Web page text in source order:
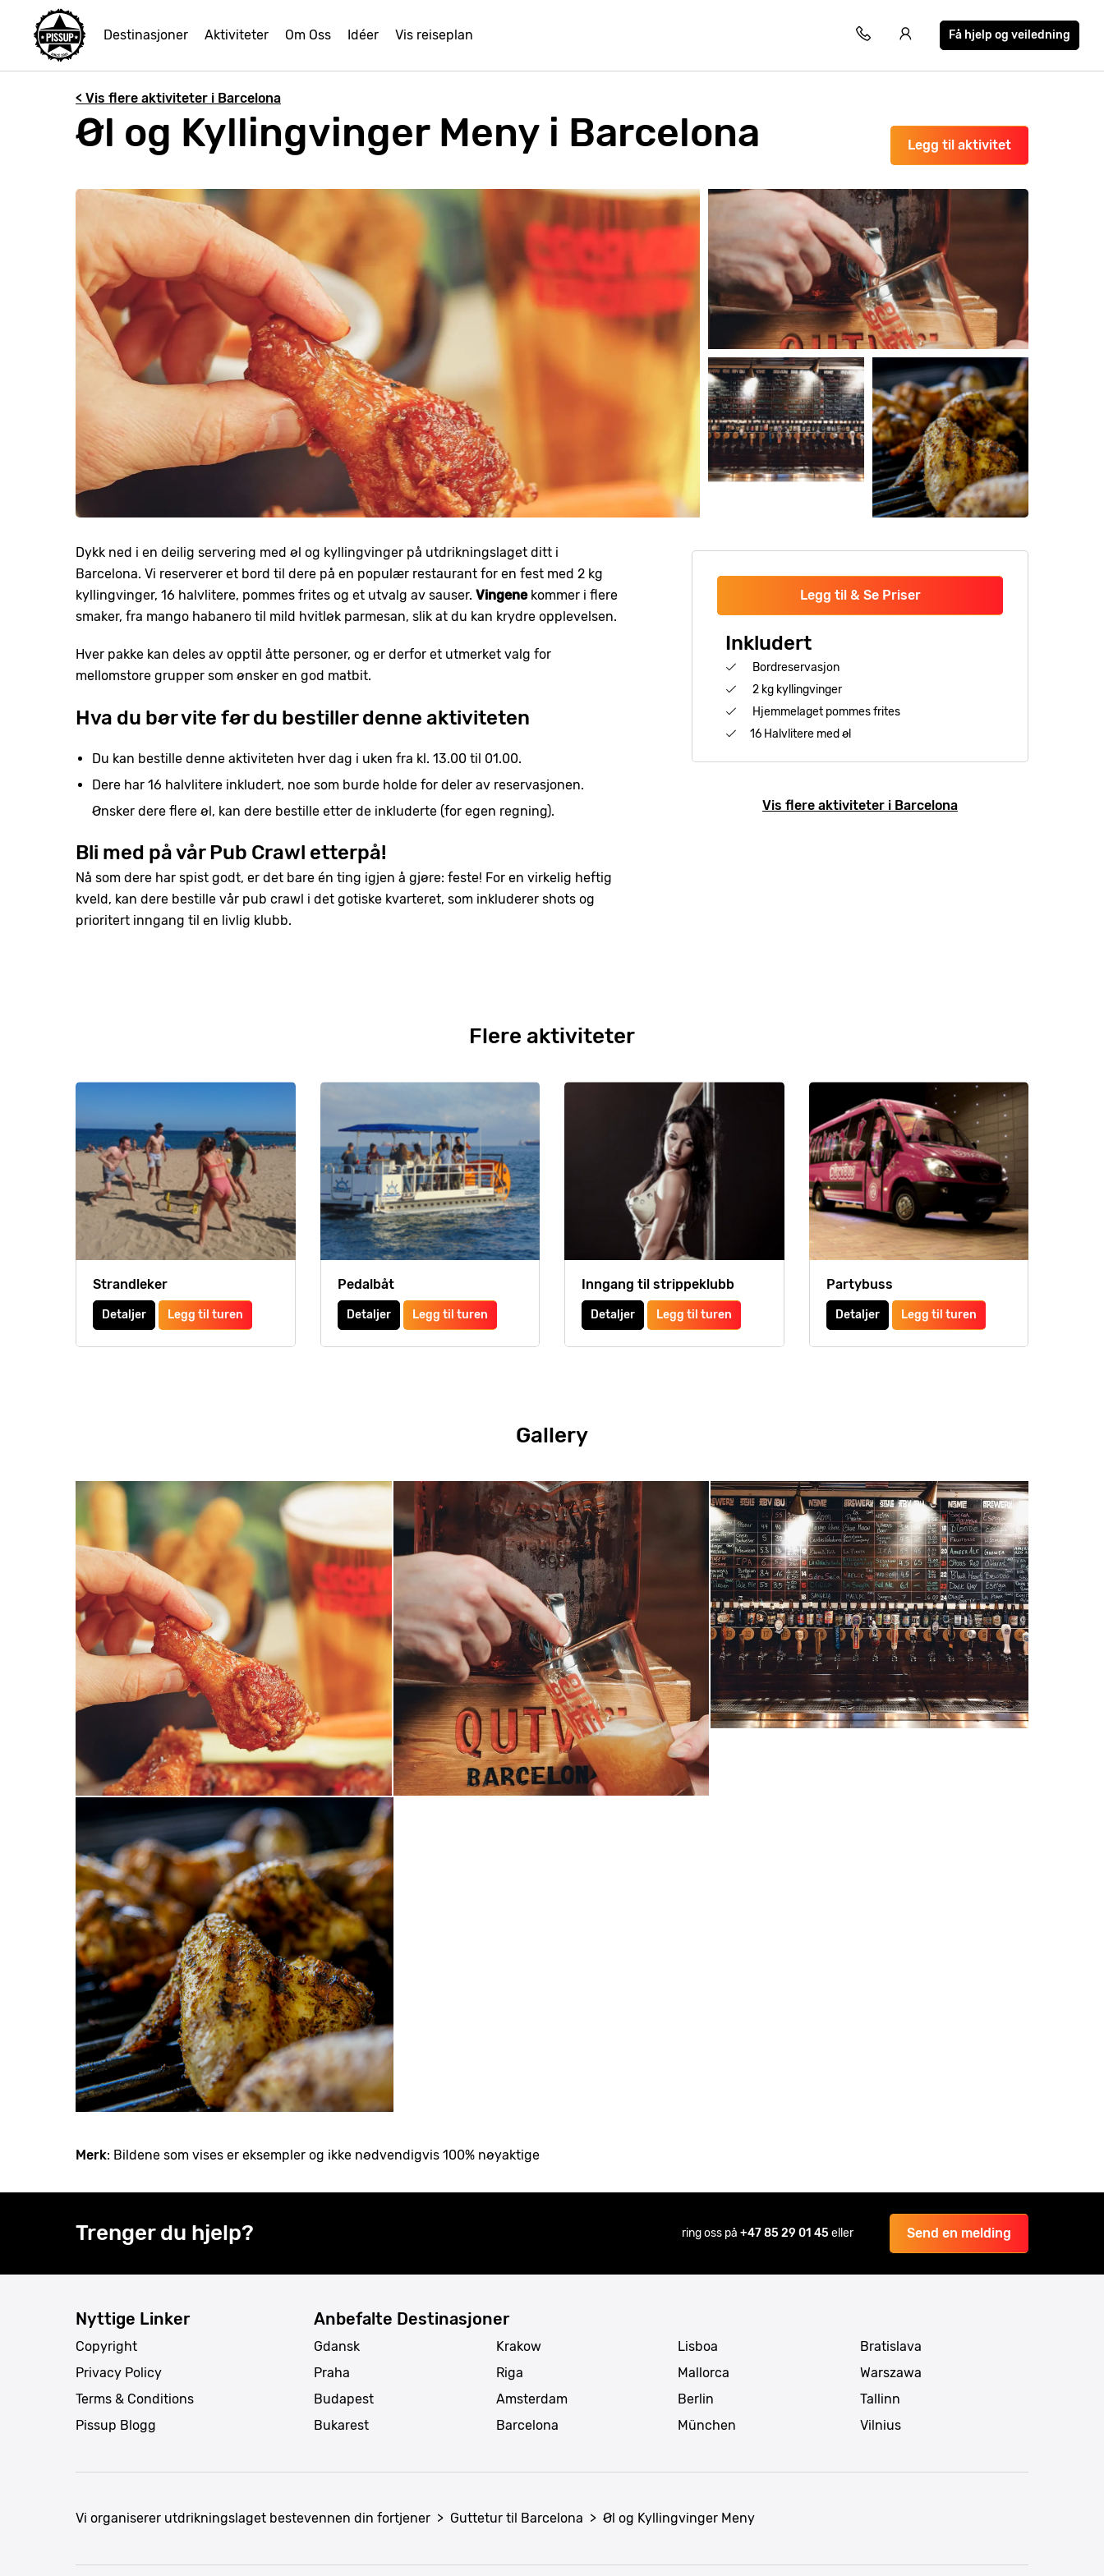
Destinasjoner Aktiviteter Om Oss Idéer Vis reiseplan Få hjelp og veiledning
< Vis flere aktiviteter i Barcelona
Legg til aktivitet
Øl og Kyllingvinger Meny i Barcelona
Legg til & Se Priser
Inkludert
Bordreservasjon
2 kg kyllingvinger
Hjemmelaget pommes frites
16 Halvlitere med øl
Vis flere aktiviteter i Barcelona
Dykk ned i en deilig servering med øl og kyllingvinger på utdrikningslaget ditt i
Barcelona. Vi reserverer et bord til dere på en populær restaurant for en fest med 2 kg
kyllingvinger, 16 halvlitere, pommes frites og et utvalg av sauser. Vingenekommer i flere
smaker, fra mango habanero til mild hvitløk parmesan, slik at du kan krydre opplevelsen.
Hver pakke kan deles av opptil åtte personer, og er derfor et utmerket valg for
mellomstore grupper som ønsker en god matbit.
Hva du bør vite før du bestiller denne aktiviteten
Du kan bestille denne aktiviteten hver dag i uken fra kl. 13.00 til 01.00.
Dere har 16 halvlitere inkludert, noe som burde holde for deler av reservasjonen.
Ønsker dere flere øl, kan dere bestille etter de inkluderte (for egen regning).
Bli med på vår Pub Crawl etterpå!
Nå som dere har spist godt, er det bare én ting igjen å gjøre: feste! For en virkelig heftig
kveld, kan dere bestille vår pub crawl i det gotiske kvarteret, som inkluderer shots og
prioritert inngang til en livlig klubb.
Flere aktiviteter
Strandleker
Detaljer Legg til turen
Pedalbåt
Detaljer Legg til turen
Inngang til strippeklubb
Detaljer Legg til turen
Partybuss
Detaljer Legg til turen
Gallery
Merk: Bildene som vises er eksempler og ikke nødvendigvis 100% nøyaktige
Trenger du hjelp? ring oss på +47 85 29 01 45eller Send en melding
Nyttige Linker
Copyright
Privacy Policy
Terms & Conditions
Pissup Blogg
Anbefalte Destinasjoner
Gdansk
Praha
Budapest
Bukarest
Krakow
Riga
Amsterdam
Barcelona
Lisboa
Mallorca
Berlin
München
Bratislava
Warszawa
Tallinn
Vilnius
Vi organiserer utdrikningslaget bestevennen din fortjener > Guttetur til Barcelona > Øl og Kyllingvinger Meny